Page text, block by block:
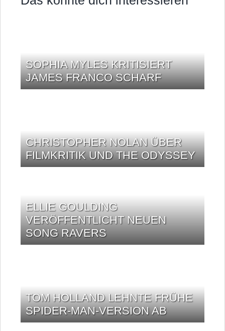
SOPHIA MYLES KRITISIERT
JAMES FRANCO SCHARF
CHRISTOPHER NOLAN ÜBER
FILMKRITIK UND THE ODYSSEY
ELLIE GOULDING
VERÖFFENTLICHT NEUEN
SONG RAVERS
TOM HOLLAND LEHNTE FRÜHE
SPIDER-MAN-VERSION AB